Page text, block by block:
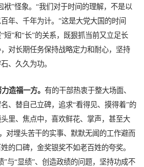
袱”怪象。“我们对于时间的理解，不是以
年、千年为计。”这是大党大国的时间
短”和“长”的关系，既狠抓当前又立足长
对长期任务保持战略定力和耐心，坚持
、久久为功。
造福一方。 有的干部热衷于整大场面、
、替自己立碑，追求“看得见、摸得着”的
里、焦点中，喜欢鲜花、掌声，甚至大
对埋头苦干的实事、默默无闻的工作避而
的口碑，金奖银奖不如老百姓的夸奖。
”与“显绩”、创造政绩的问题，坚持功成不